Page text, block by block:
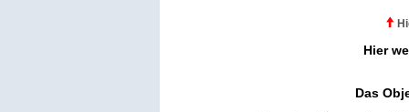
Hier
Das